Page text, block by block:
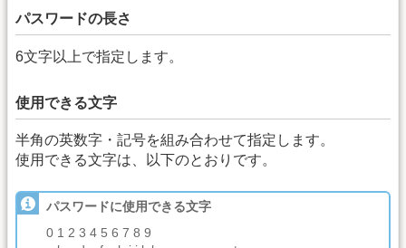
パスワードの長さ
6文字以上で指定します。
使用できる文字
半角の英数字・記号を組み合わせて指定します。
使用できる文字は、以下のとおりです。
パスワードに使用できる文字
0 1 2 3 4 5 6 7 8 9